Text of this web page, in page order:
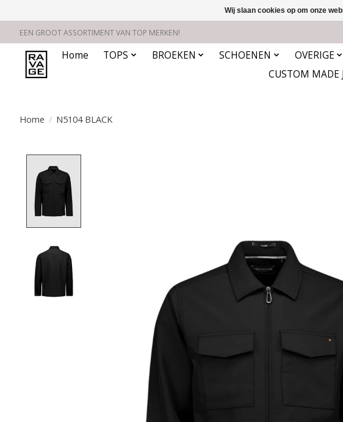
EEN GROOT ASSORTIMENT VAN TOP MERKEN!
Home TOPS BROEKEN SCHOENEN OVERIGE
CUSTOM MADE
Home / N5104 BLACK
Wij slaan cookies op om onze